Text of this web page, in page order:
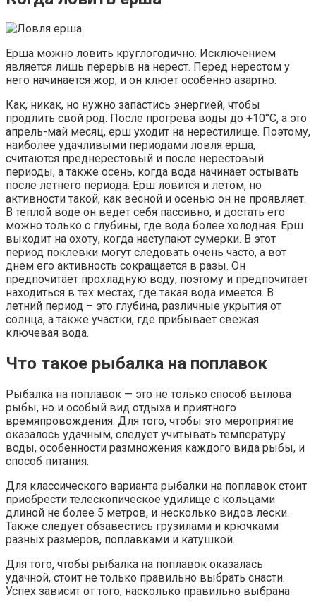
Ерша можно ловить круглогодично. Исключением
является лишь перерыв на нерест. Перед нерестом у
него начинается жор, и он клюет особенно азартно.
Как, никак, но нужно запастись энергией, чтобы
продлить свой род. После прогрева воды до +10°С, а это
апрель-май месяц, ерш уходит на нерестилище. Поэтому,
наиболее удачливыми периодами ловля ерша,
считаются преднерестовый и после нерестовый
периоды, а также осень, когда вода начинает остывать
после летнего периода. Ерш ловится и летом, но
активности такой, как весной и осенью он не проявляет.
В теплой воде он ведет себя пассивно, и достать его
можно только с глубины, где вода более холодная. Ерш
выходит на охоту, когда наступают сумерки. В этот
период поклевки могут следовать очень часто, а вот
днем его активность сокращается в разы. Он
предпочитает прохладную воду, поэтому и предпочитает
находиться в тех местах, где такая вода имеется. В
летний период – это глубина, различные укрытия от
солнца, а также участки, где прибывает свежая
ключевая вода.
Что такое рыбалка на поплавок
Рыбалка на поплавок — это не только способ вылова
рыбы, но и особый вид отдыха и приятного
времяпровождения. Для того, чтобы это мероприятие
оказалось удачным, следует учитывать температуру
воды, особенности размножения каждого вида рыбы, и
способ питания.
Для классического варианта рыбалки на поплавок стоит
приобрести телескопическое удилище с кольцами
длиной не более 5 метров, и несколько видов лески.
Также следует обзавестись грузилами и крючками
разных размеров, поплавками и катушкой.
Для того, чтобы рыбалка на поплавок оказалась
удачной, стоит не только правильно выбрать снасти.
Успех зависит от того, насколько правильно выбрана